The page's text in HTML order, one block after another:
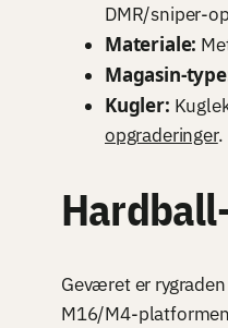
DMR/sniper-
Materiale:
Magasin-
Kugler:
opgraderinger.
Geværet er
M16/M4-